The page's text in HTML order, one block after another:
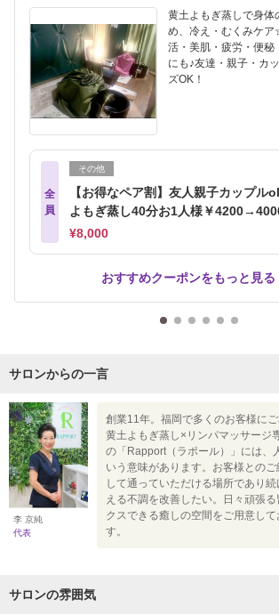
黄土よもぎ蒸しで身体
め、冷え・むくみケ
活・美肌・疲労・便秘
にも♪友達・親子・カ
ズOK！
全
員
その他
【お得なペア割】友人親子カップル
よもぎ蒸し40分お1人様￥
¥8,000
おすすめクーポンをもっと見る
サロンからの一言
李 京純
代表
創業11年。福岡で多くのお客様に
黄土よもぎ蒸し×リンパマッサージ
の「Rapport（ラポール）」には、
いう意味があります。お客様との
して通っていただける場所であり
える不調を改善したい。日々頑張
クスできる癒しの空間をご用意して
す。
サロンの雰囲気